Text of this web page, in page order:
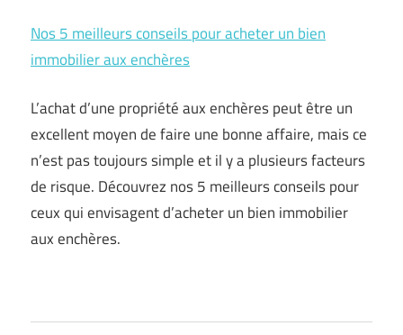
Nos 5 meilleurs conseils pour acheter un bien
immobilier aux enchères
L’achat d’une propriété aux enchères peut être un
excellent moyen de faire une bonne affaire, mais ce
n’est pas toujours simple et il y a plusieurs facteurs
de risque. Découvrez nos 5 meilleurs conseils pour
ceux qui envisagent d’acheter un bien immobilier
aux enchères.